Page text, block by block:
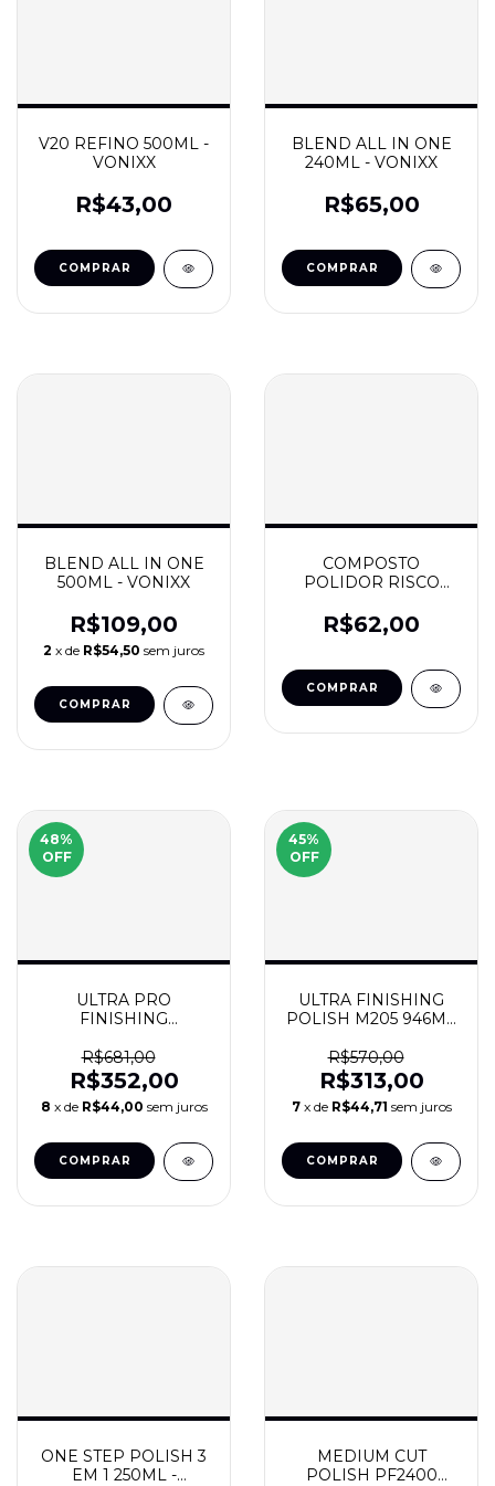
V20 REFINO 500ML -
VONIXX
R$43,00
BLEND ALL IN ONE
240ML - VONIXX
R$65,00
BLEND ALL IN ONE
500ML - VONIXX
R$109,00
2 x de R$54,50 sem juros
COMPOSTO
POLIDOR RISCO
CADILLAC
R$62,00
48%
OFF
ULTRA PRO
FINISHING
MEGUIARS
R$681,00
R$352,00
8 x de R$44,00 sem juros
45%
OFF
ULTRA FINISHING
POLISH M205 946ML
R$570,00
R$313,00
7 x de R$44,71 sem juros
ONE STEP POLISH 3
EM 1 250ML -
MEDIUM CUT
POLISH PF2400